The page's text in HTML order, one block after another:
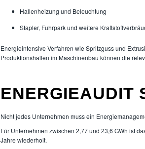
Hallenheizung und Beleuchtung
Stapler, Fuhrpark und weitere
Energieintensive Verfahren wie Spritzguss und
Produktionshallen im Maschinenbau können die
ENERGIEAUDIT
Nicht jedes Unternehmen muss ein
Für Unternehmen zwischen 2,77 und 23,6 GWh ist
Jahre wiederholt.